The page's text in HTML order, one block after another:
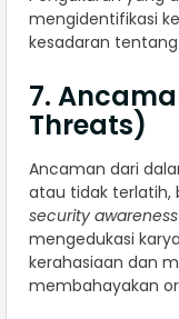
mengidentifikasi
kesadaran
7.
Threats)
Ancaman dari
atau tidak terlatih,
security awareness
mengedukasi
kerahasiaan dan
membahayakan